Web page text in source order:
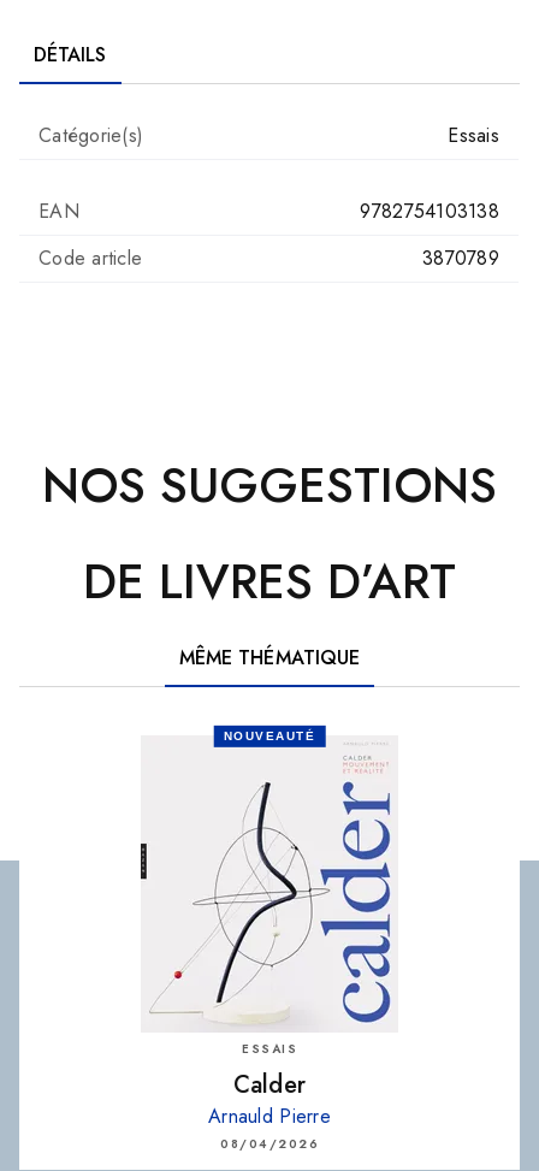
DÉTAILS
Catégorie(s) Essais
EAN
9782754103138
Code article
3870789
NOS SUGGESTIONS
DE LIVRES D’ART
MÊME THÉMATIQUE
NOUVEAUTÉ
ESSAIS
Calder
Arnauld Pierre
08/04/2026